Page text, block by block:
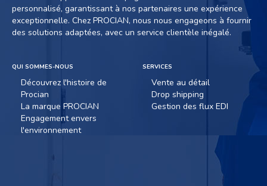
personnalisé, garantissant à nos partenaires une expérience
exceptionnelle. Chez PROCIAN, nous nous engageons à fournir
des solutions adaptées, avec un service clientèle inégalé.
QUI SOMMES-NOUS
Découvrez l'histoire de
Procian
La marque PROCIAN
Engagement envers
l'environnement
SERVICES
Vente au détail
Drop shipping
Gestion des flux EDI